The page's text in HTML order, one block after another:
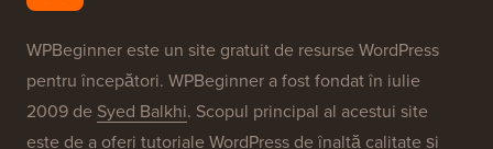
WPBeginner este un site gratuit de resurse WordPress
pentru începători. WPBeginner a fost fondat în iulie
2009 de Syed Balkhi. Scopul principal al acestui site
este de a oferi tutoriale WordPress de înaltă calitate și